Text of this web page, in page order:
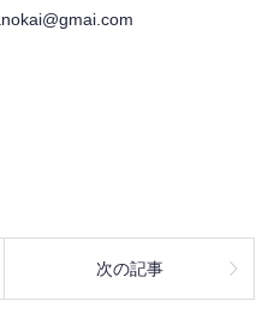
次の記事